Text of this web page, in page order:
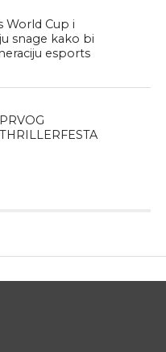
World Cup i
snage kako bi
esports